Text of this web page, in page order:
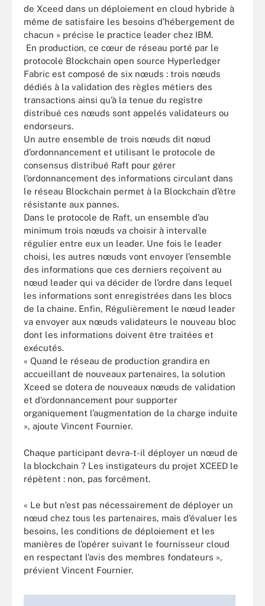
de Xceed dans un déploiement en cloud hybride à
même de satisfaire les besoins d’hébergement de
chacun » précise le practice leader chez IBM.
En production, ce cœur de réseau porté par le
protocole Blockchain open source Hyperledger
Fabric est composé de six nœuds : trois nœuds
dédiés à la validation des règles métiers des
transactions ainsi qu’à la tenue du registre
distribué ces nœuds sont appelés validateurs ou
endorseurs.
Un autre ensemble de trois nœuds dit nœud
d’ordonnancement et utilisant le protocole de
consensus distribué Raft pour gérer
l’ordonnancement des informations circulant dans
le réseau Blockchain permet à la Blockchain d’être
résistante aux pannes.
Dans le protocole de Raft, un ensemble d’au
minimum trois nœuds va choisir à intervalle
régulier entre eux un leader. Une fois le leader
choisi, les autres nœuds vont envoyer l’ensemble
des informations que ces derniers reçoivent au
nœud leader qui va décider de l’ordre dans lequel
les informations sont enregistrées dans les blocs
de la chaine. Enfin, Régulièrement le nœud leader
va envoyer aux nœuds validateurs le nouveau bloc
dont les informations doivent être traitées et
exécutés.
« Quand le réseau de production grandira en
accueillant de nouveaux partenaires, la solution
Xceed se dotera de nouveaux nœuds de validation
et d’ordonnancement pour supporter
organiquement l’augmentation de la charge induite
», ajoute Vincent Fournier.
Chaque participant devra-t-il déployer un nœud de
la blockchain ? Les instigateurs du projet XCEED le
répètent : non, pas forcément.
« Le but n’est pas nécessairement de déployer un
nœud chez tous les partenaires, mais d’évaluer les
besoins, les conditions de déploiement et les
manières de l’opérer suivant le fournisseur cloud
en respectant l’avis des membres fondateurs »,
prévient Vincent Fournier.